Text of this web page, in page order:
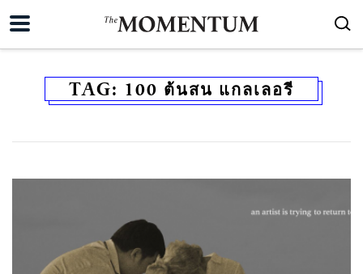
TAG: 100 ต้นสน แกลเลอรี